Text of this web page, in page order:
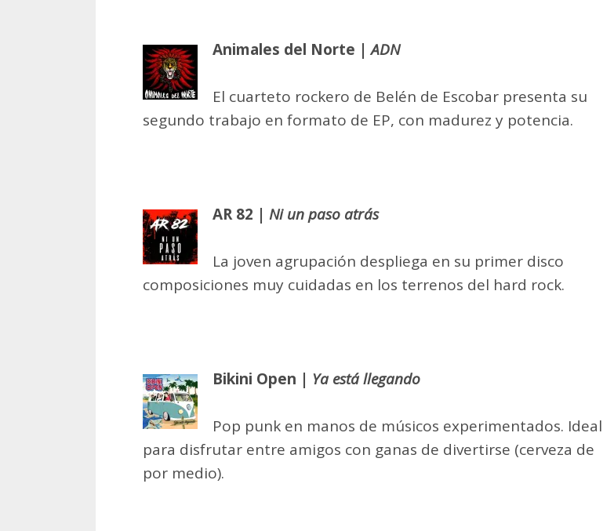
Animales del Norte |ADN
El cuarteto rockero de Belén de Escobar presenta su
segundo trabajo en formato de EP, con madurez y potencia.
AR 82 | Ni un paso atrás
La joven agrupación despliega en su primer disco
composiciones muy cuidadas en los terrenos del hard rock.
Bikini Open | Ya está llegando
Pop punk en manos de músicos experimentados. Ideal
para disfrutar entre amigos con ganas de divertirse (cerveza de
por medio).